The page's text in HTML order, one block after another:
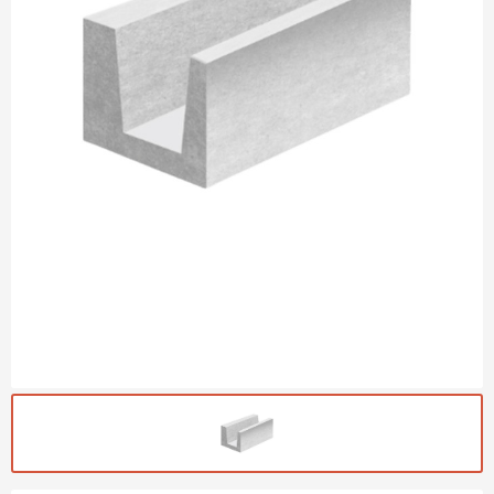
Газобетон (ЕвроАэроБетон)
ПЕРЕЙТИ
Газобетон Аэрок
ПЕРЕЙТИ
ПЕРЕЙТИ
Газосиликат
Газобетон ЛСР
Газобетон Poritep